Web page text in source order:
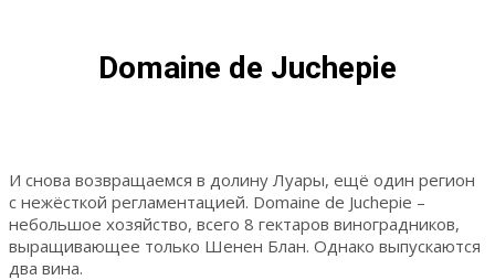
Domaine de Juchepie
И снова возвращаемся в долину Луары, ещё один регион
с нежёсткой регламентацией. Domaine de Juchepie –
небольшое хозяйство, всего 8 гектаров виноградников,
выращивающее только Шенен Блан. Однако выпускаются
два вина.